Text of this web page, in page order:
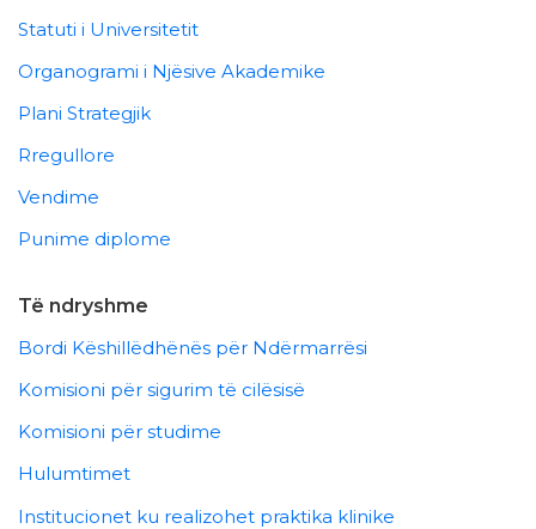
Statuti i Universitetit
Organogrami i Njësive Akademike
Plani Strategjik
Rregullore
Vendime
Punime diplome
Të ndryshme
Bordi Këshillëdhënës për Ndërmarrësi
Komisioni për sigurim të cilësisë
Komisioni për studime
Hulumtimet
Institucionet ku realizohet praktika klinike